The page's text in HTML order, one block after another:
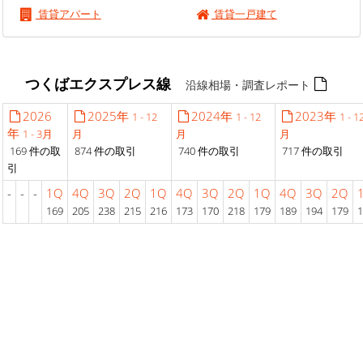
賃貸アパート
賃貸一戸建て
つくばエクスプレス線沿線相場・調査レポート
2026
年 1 - 3月
169 件の取
引
2025年 1 - 12
月
874 件の取引
2024年 1 - 12
月
740 件の取引
2023年 1 -
月
717 件の取引
- - - 1Q
169
4Q
205
3Q
238
2Q
215
1Q
216
4Q
173
3Q
170
2Q
218
1Q
179
4Q
189
3Q
194
2Q
179